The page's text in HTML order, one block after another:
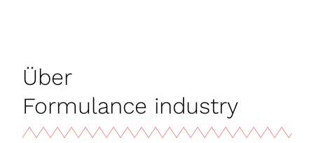
Über
Formulance industry